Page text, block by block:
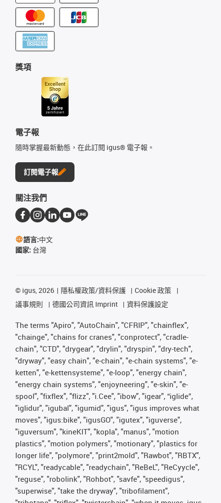
獎項
電子報
隨時掌握最新動態，在此訂閱 igus® 電子報。
訂閱電子報
關注我們
語言:中文
國家: 台灣
© igus, 2026 隱私權政策/資料保護
Cookie 政策
議事規則
德國公司資訊 Imprint 資料保護設定
The terms "Apiro", "AutoChain", "CFRIP", "chainflex",
"chainge", "chains for cranes", "conprotect", "cradle-
chain", "CTD", "drygear", "drylin", "dryspin", "dry-tech",
"dryway", "easy chain", "e-chain", "e-chain systems", "e-
ketten", "e-kettensysteme", "e-loop", "energy chain",
"energy chain systems", "enjoyneering", "e-skin", "e-
spool", "fixflex", "flizz", "i.Cee", "ibow", "igear", “iglide”,
"iglidur", "igubal", "igumid", "igus", "igus improves what
moves", "igus:bike", "igusGO", "igutex", "iguverse",
"iguversum", "kineKIT", "kopla", "manus", "motion
plastics", "motion polymers", "motionary", "plastics for
longer life", "polymore", "print2mold", "Rawbot", "RBTX",
"RCYL", "readycable", "readychain", "ReBeL", "ReCyycle",
"reguse", "robolink", "Rohbot", "savfe", "speedigus",
"superwise", "take the dryway", "tribofilament",